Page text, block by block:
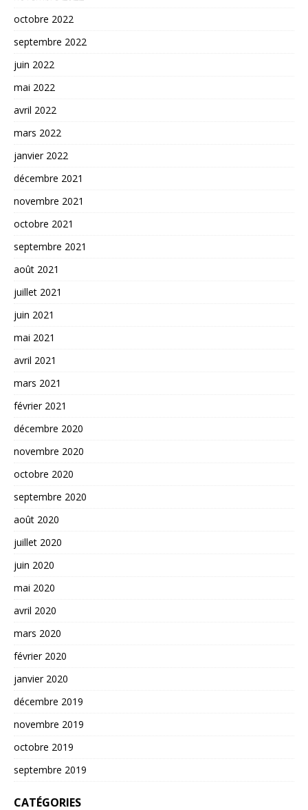
octobre 2022
septembre 2022
juin 2022
mai 2022
avril 2022
mars 2022
janvier 2022
décembre 2021
novembre 2021
octobre 2021
septembre 2021
août 2021
juillet 2021
juin 2021
mai 2021
avril 2021
mars 2021
février 2021
décembre 2020
novembre 2020
octobre 2020
septembre 2020
août 2020
juillet 2020
juin 2020
mai 2020
avril 2020
mars 2020
février 2020
janvier 2020
décembre 2019
novembre 2019
octobre 2019
septembre 2019
CATÉGORIES